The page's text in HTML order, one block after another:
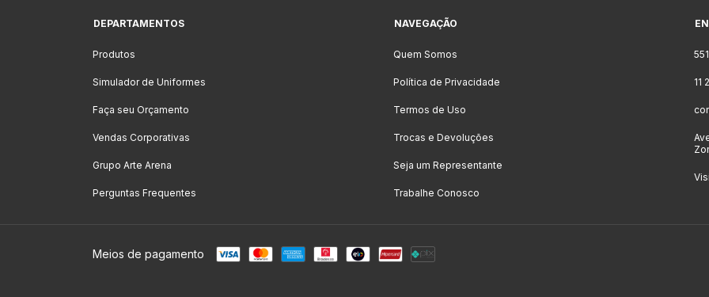
DEPARTAMENTOS
Produtos
Simulador de Uniformes
Faça seu Orçamento
Vendas Corporativas
Grupo Arte Arena
Perguntas Frequentes
NAVEGAÇÃO
Quem Somos
Política de Privacidade
Termos de Uso
Trocas e Devoluções
Seja um Representante
Trabalhe Conosco
11
Meios de pagamento